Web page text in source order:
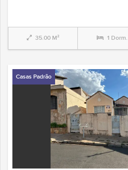
35.00 M² 1 Dorm.
Casas Padrão